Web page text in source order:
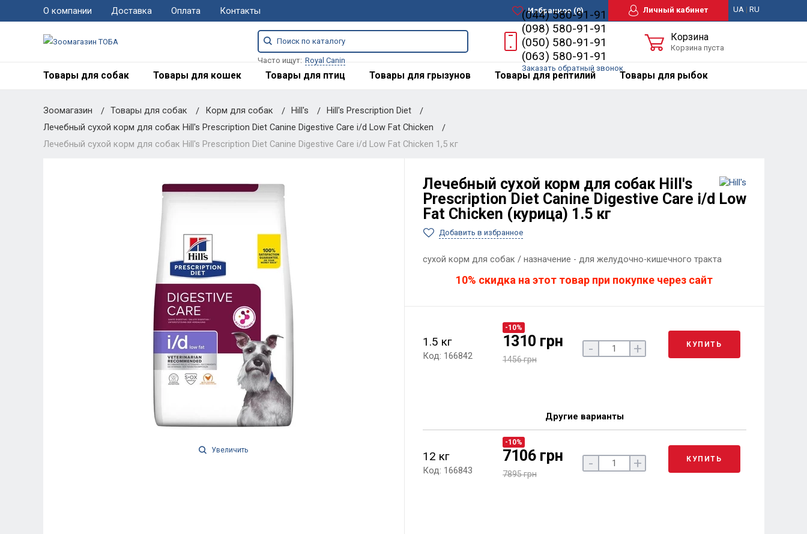
О компании Доставка Оплата Контакты Избранное(0) Личный кабинет UA| RU
Часто ищут: Royal Canin
(044) 580-91-91
(098) 580-91-91
(050) 580-91-91
(063) 580-91-91
Заказать обратный звонок
Корзина
Корзина пуста
Товары для собак Товары для кошек Товары для птиц Товары для грызунов Товары для рептилий Товары для рыбок
Зоомагазин Товары для собак Корм для собак Hill's
Hill's Prescription Diet
Лечебный сухой корм для собак Hill's Prescription Diet Canine Digestive Care i/d Low Fat Chicken
Лечебный сухой корм для собак Hill's Prescription Diet Canine Digestive Care i/d Low Fat Chicken 1,5 кг
Увеличить
Лечебный сухой корм для собак Hill's
Prescription Diet Canine Digestive Care i/d Low
Fat Chicken (курица) 1.5 кг
Добавить в избранное
сухой корм для собак / назначение - для желудочно-кишечного тракта
10% скидка на этот товар при покупке через сайт
1.5 кг
Код: 166842
-10%
1310 грн
1456 грн
- + КУПИТЬ
Другие варианты
12 кг
Код: 166843
-10%
7106 грн
7895 грн
- + КУПИТЬ